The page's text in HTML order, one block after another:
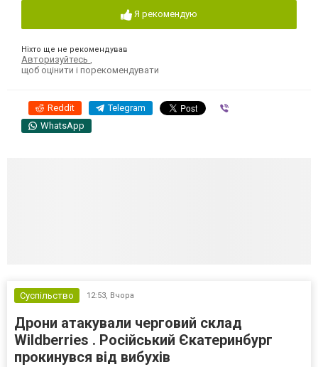
Я рекомендую
Ніхто ще не рекомендував
Авторизуйтесь ,
щоб оцінити і порекомендувати
Reddit Telegram
WhatsApp
Суспільство 12:53, Вчора
Дрони атакували черговий склад
Wildberries . Російський Єкатеринбург
прокинувся від вибухів